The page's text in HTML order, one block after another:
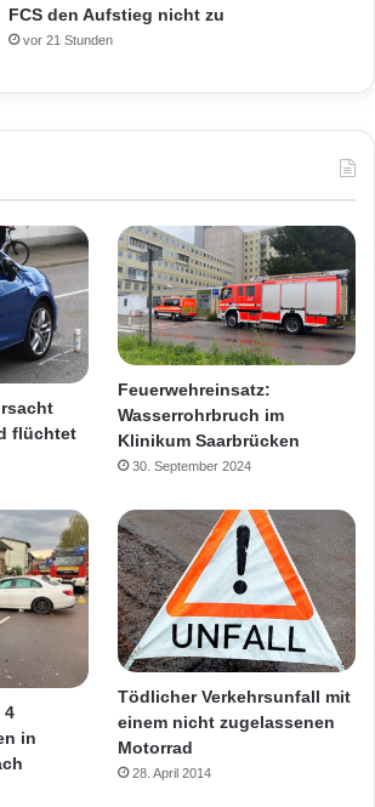
FCS den Aufstieg nicht zu
vor 21 Stunden
flüchtet
Feuerwehreinsatz:
Wasserrohrbruch im
Klinikum Saarbrücken
30. September 2024
4
in
Tödlicher Verkehrsunfall mit
einem nicht zugelassenen
Motorrad
28. April 2014